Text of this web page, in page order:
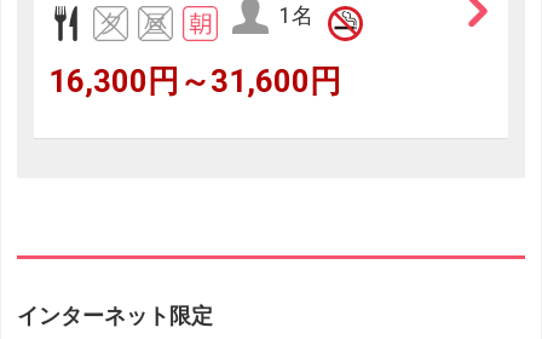
1名
16,300円～31,600円
インターネット限定